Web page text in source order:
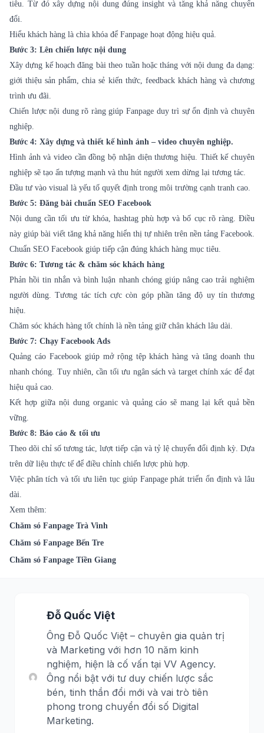
tiêu. Từ đó xây dựng nội dung đúng insight và tăng khả năng chuyển
đổi.
Hiểu khách hàng là chìa khóa để Fanpage hoạt động hiệu quả.
Bước 3: Lên chiến lược nội dung
Xây dựng kế hoạch đăng bài theo tuần hoặc tháng với nội dung đa dạng:
giới thiệu sản phẩm, chia sẻ kiến thức, feedback khách hàng và chương
trình ưu đãi.
Chiến lược nội dung rõ ràng giúp Fanpage duy trì sự ổn định và chuyên
nghiệp.
Bước 4: Xây dựng và thiết kế hình ảnh – video chuyên nghiệp.
Hình ảnh và video cần đồng bộ nhận diện thương hiệu. Thiết kế chuyên
nghiệp sẽ tạo ấn tượng mạnh và thu hút người xem dừng lại tương tác.
Đầu tư vào visual là yếu tố quyết định trong môi trường cạnh tranh cao.
Bước 5: Đăng bài chuẩn SEO Facebook
Nội dung cần tối ưu từ khóa, hashtag phù hợp và bố cục rõ ràng. Điều
này giúp bài viết tăng khả năng hiển thị tự nhiên trên nền tảng Facebook.
Chuẩn SEO Facebook giúp tiếp cận đúng khách hàng mục tiêu.
Bước 6: Tương tác & chăm sóc khách hàng
Phản hồi tin nhắn và bình luận nhanh chóng giúp nâng cao trải nghiệm
người dùng. Tương tác tích cực còn góp phần tăng độ uy tín thương
hiệu.
Chăm sóc khách hàng tốt chính là nền tảng giữ chân khách lâu dài.
Bước 7: Chạy Facebook Ads
Quảng cáo Facebook giúp mở rộng tệp khách hàng và tăng doanh thu
nhanh chóng. Tuy nhiên, cần tối ưu ngân sách và target chính xác để đạt
hiệu quả cao.
Kết hợp giữa nội dung organic và quảng cáo sẽ mang lại kết quả bền
vững.
Bước 8: Báo cáo & tối ưu
Theo dõi chỉ số tương tác, lượt tiếp cận và tỷ lệ chuyển đổi định kỳ. Dựa
trên dữ liệu thực tế để điều chỉnh chiến lược phù hợp.
Việc phân tích và tối ưu liên tục giúp Fanpage phát triển ổn định và lâu
dài.
Xem thêm:
Chăm só Fanpage Trà Vinh
Chăm só Fanpage Bến Tre
Chăm só Fanpage Tiền Giang
Đỗ Quốc Việt
Ông Đỗ Quốc Việt – chuyên gia quản trị
và Marketing với hơn 10 năm kinh
nghiệm, hiện là cố vấn tại VV Agency.
Ông nổi bật với tư duy chiến lược sắc
bén, tinh thần đổi mới và vai trò tiên
phong trong chuyển đổi số Digital
Marketing.